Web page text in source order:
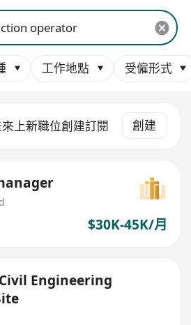
工作地點 受僱形式
上新職位創建訂閱 創建
$30K-45K/月
Engineering